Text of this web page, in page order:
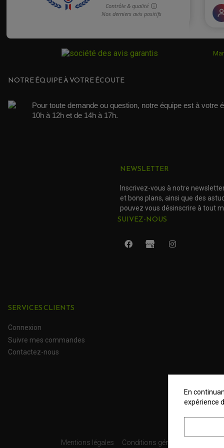
NOTRE ÉQUIPE À VOTRE ÉCOUTE
Pour toute demande ou question, notre équipe est à votre
10h à 12h et de 14h à 17h.
NEWSLETTER
Inscrivez-vous à notre
et bons plans, ainsi que des
pouvez vous désinscrire à tout
SUIVEZ-NOUS
SERVICES CLIENTS
Connexion
Suivre mes commandes
Contactez-nous
Mentions légales Conditions générales
En
expérience